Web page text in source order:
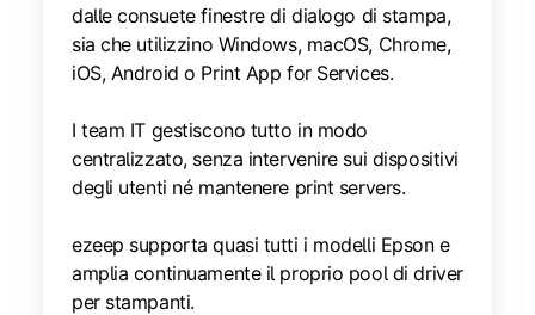
dalle consuete finestre di dialogo di stampa,
sia che utilizzino Windows, macOS, Chrome,
iOS, Android o Print App for Services.
I team IT gestiscono tutto in modo
centralizzato, senza intervenire sui dispositivi
degli utenti né mantenere print servers.
ezeep supporta quasi tutti i modelli Epson e
amplia continuamente il proprio pool di driver
per stampanti.